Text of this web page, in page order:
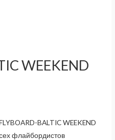
WEEKEND
BALTIC WEEKEND
флайбордистов